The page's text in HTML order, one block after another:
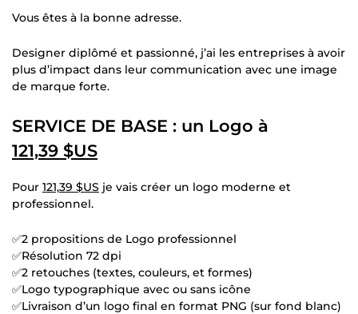
Vous êtes à la bonne adresse.
Designer diplômé et passionné, j’ai les entreprises à avoir
plus d’impact dans leur communication avec une image
de marque forte.
SERVICE DE BASE : un Logo à
121,39 $US
Pour 121,39 $US je vais créer un logo moderne et
professionnel.
✅2 propositions de Logo professionnel
✅Résolution 72 dpi
✅2 retouches (textes, couleurs, et formes)
✅Logo typographique avec ou sans icône
✅Livraison d’un logo final en format PNG (sur fond blanc)